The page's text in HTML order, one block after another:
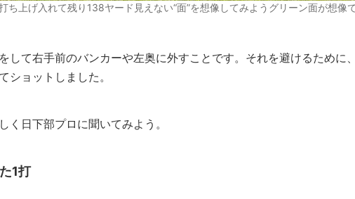
上げ入れて残り138ヤード見えない“面”を想像してみようグリーン面が想像
して右手前のバンカーや左奥に外すことです。それを避けるために
ショットしました。
く日下部プロに聞いてみよう。
1打